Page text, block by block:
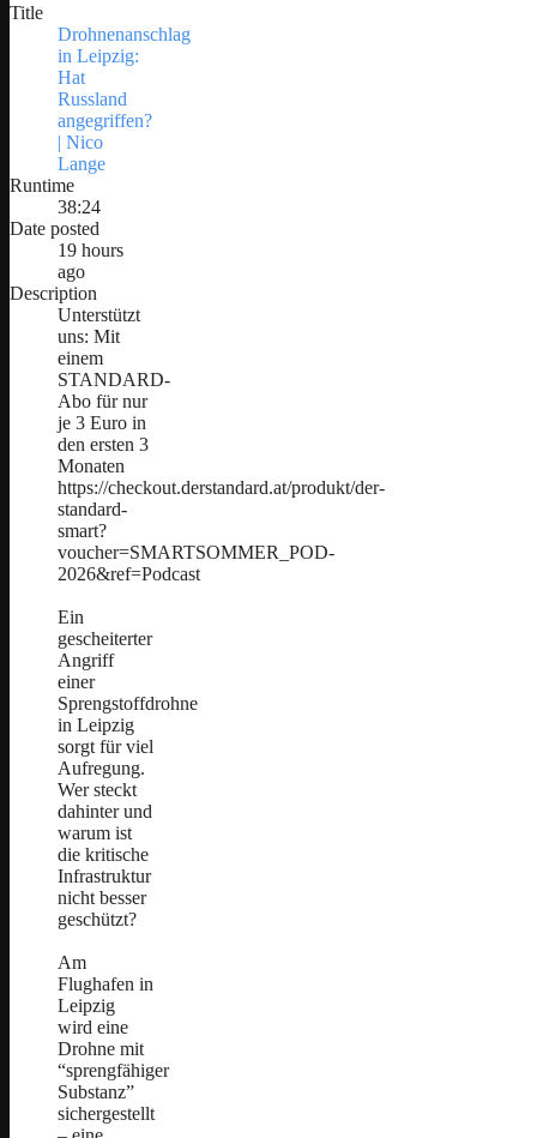
Title
Drohnenanschlag
in Leipzig:
Hat
Russland
angegriffen?
| Nico
Lange
Runtime
38:24
Date posted
19 hours
ago
Description
Unterstützt
uns: Mit
einem
STANDARD-
Abo für nur
je 3 Euro in
den ersten 3
Monaten
https://checkout.derstandard.at/produkt/der-
standard-
smart?
voucher=SMARTSOMMER_POD-
2026&ref=Podcast
Ein
gescheiterter
Angriff
einer
Sprengstoffdrohne
in Leipzig
sorgt für viel
Aufregung.
Wer steckt
dahinter und
warum ist
die kritische
Infrastruktur
nicht besser
geschützt?
Am
Flughafen in
Leipzig
wird eine
Drohne mit
“sprengfähiger
Substanz”
sichergestellt